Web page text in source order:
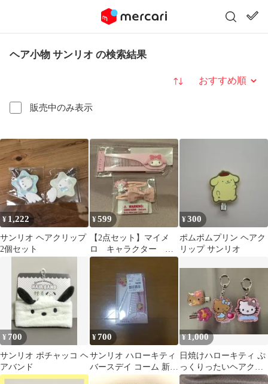
ヘア小物 サンリオ の検索結果
販売中のみ表示
並び替え
¥ 1,222
サンリオ ヘアクリップ
2個セット
¥599
【2点セット】マイメ
ロ キャラクター く
し ヘアピン サンリ
オ 折りたたみコーム
¥300
ポムポムプリン ヘアク
リップ サンリオ
¥ 700
サンリオ ポチャッコ ヘ
アバンド
¥700
サンリオ ハローキティ
バースデイ コーム 新品
未開封
¥1,000
日焼けハローキティ ぷ
っくりったいヘアクリ
ップ サンリオ キーホ